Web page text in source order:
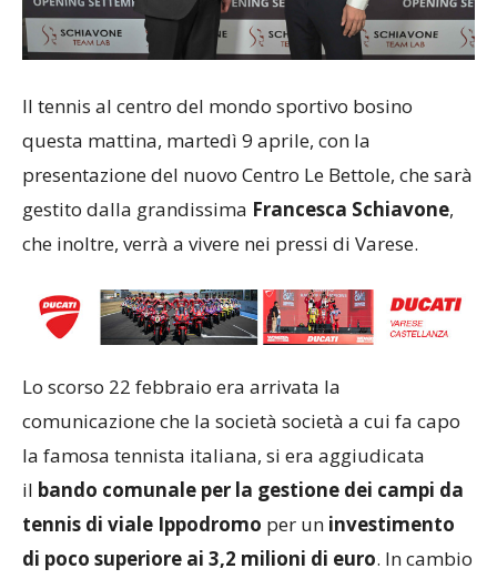
Il tennis al centro del mondo sportivo bosino
questa mattina, martedì 9 aprile, con la
presentazione del nuovo Centro Le Bettole, che sarà
gestito dalla grandissima Francesca Schiavone,
che inoltre, verrà a vivere nei pressi di Varese.
Lo scorso 22 febbraio era arrivata la
comunicazione che la società società a cui fa capo
la famosa tennista italiana, si era aggiudicata
il bando comunale per la gestione dei campi da
tennis di viale Ippodromo per un investimento
di poco superiore ai 3,2 milioni di euro. In cambio